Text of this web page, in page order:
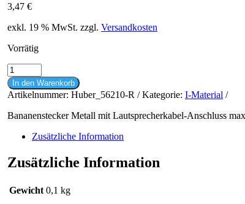
3,47 €
exkl. 19 % MwSt. zzgl. Versandkosten
Vorrätig
Bananenstecker
Metall
Kabel-
Anschluss
6mm
Menge
In den Warenkorb
Artikelnummer: Huber_56210-R Kategorie: I-Material
Bananenstecker Metall mit Lautsprecherkabel-Anschluss
Zusätzliche Information
Zusätzliche Information
Gewicht 0,1 kg